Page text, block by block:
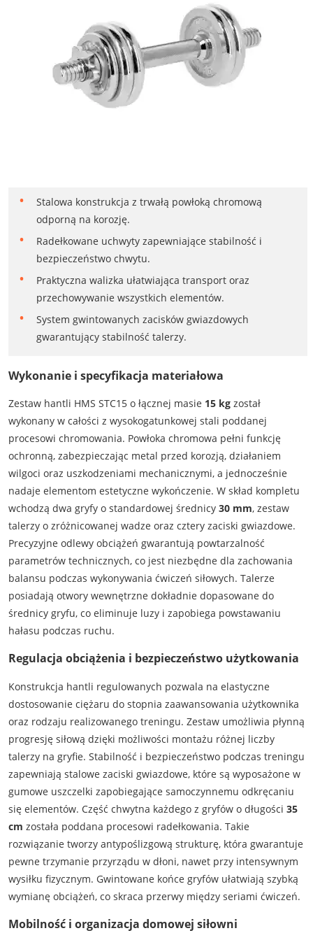
Stalowa konstrukcja z trwałą powłoką chromową
odporną na korozję.
Radełkowane uchwyty zapewniające stabilność i
bezpieczeństwo chwytu.
Praktyczna walizka ułatwiająca transport oraz
przechowywanie wszystkich elementów.
System gwintowanych zacisków gwiazdowych
gwarantujący stabilność talerzy.
Wykonanie i specyfikacja materiałowa
Zestaw hantli HMS STC15 o łącznej masie 15 kgzostał
wykonany w całości z wysokogatunkowej stali poddanej
procesowi chromowania. Powłoka chromowa pełni funkcję
ochronną, zabezpieczając metal przed korozją, działaniem
wilgoci oraz uszkodzeniami mechanicznymi, a jednocześnie
nadaje elementom estetyczne wykończenie. W skład kompletu
wchodzą dwa gryfy o standardowej średnicy 30 mm, zestaw
talerzy o zróżnicowanej wadze oraz cztery zaciski gwiazdowe.
Precyzyjne odlewy obciążeń gwarantują powtarzalność
parametrów technicznych, co jest niezbędne dla zachowania
balansu podczas wykonywania ćwiczeń siłowych. Talerze
posiadają otwory wewnętrzne dokładnie dopasowane do
średnicy gryfu, co eliminuje luzy i zapobiega powstawaniu
hałasu podczas ruchu.
Regulacja obciążenia i bezpieczeństwo użytkowania
Konstrukcja hantli regulowanych pozwala na elastyczne
dostosowanie ciężaru do stopnia zaawansowania użytkownika
oraz rodzaju realizowanego treningu. Zestaw umożliwia płynną
progresję siłową dzięki możliwości montażu różnej liczby
talerzy na gryfie. Stabilność i bezpieczeństwo podczas treningu
zapewniają stalowe zaciski gwiazdowe, które są wyposażone w
gumowe uszczelki zapobiegające samoczynnemu odkręcaniu
się elementów. Część chwytna każdego z gryfów o długości 35
cm została poddana procesowi radełkowania. Takie
rozwiązanie tworzy antypoślizgową strukturę, która gwarantuje
pewne trzymanie przyrządu w dłoni, nawet przy intensywnym
wysiłku fizycznym. Gwintowane końce gryfów ułatwiają szybką
wymianę obciążeń, co skraca przerwy między seriami ćwiczeń.
Mobilność i organizacja domowej siłowni